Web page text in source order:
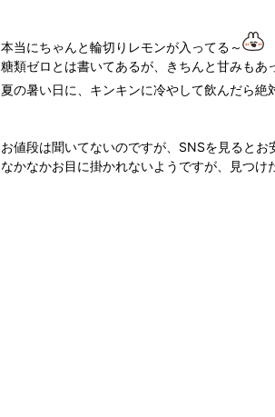
本当にちゃんと輪切りレモンが入ってる～
糖類ゼロとは書いてあるが、きちんと甘みもあ
夏の暑い日に、キンキンに冷やして飲んだら絶
お値段は聞いてないのですが、SNSを見るとお
なかなかお目に掛かれないようですが、見つけ